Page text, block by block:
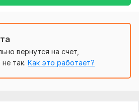
вернутся на счет,
так. Как это работает?